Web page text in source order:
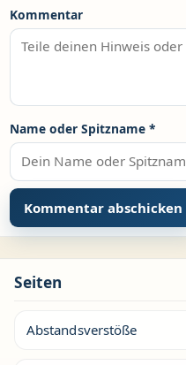
Kommentar
Name oder Spitzname *
Seiten
Abstandsverstöße